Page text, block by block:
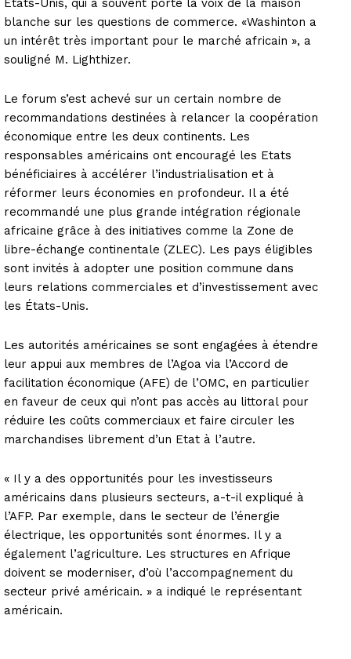
blanche sur les questions de commerce. «Washinton a
un intérêt très important pour le marché africain », a
souligné M. Lighthizer.
Le forum s’est achevé sur un certain nombre de
recommandations destinées à relancer la coopération
économique entre les deux continents. Les
responsables américains ont encouragé les Etats
bénéficiaires à accélérer l’industrialisation et à
réformer leurs économies en profondeur. Il a été
recommandé une plus grande intégration régionale
africaine grâce à des initiatives comme la Zone de
libre-échange continentale (ZLEC). Les pays éligibles
sont invités à adopter une position commune dans
leurs relations commerciales et d’investissement avec
les États-Unis.
Les autorités américaines se sont engagées à étendre
leur appui aux membres de l’Agoa via l’Accord de
facilitation économique (AFE) de l’OMC, en particulier
en faveur de ceux qui n’ont pas accès au littoral pour
réduire les coûts commerciaux et faire circuler les
marchandises librement d’un Etat à l’autre.
« Il y a des opportunités pour les investisseurs
américains dans plusieurs secteurs, a-t-il expliqué à
l’AFP. Par exemple, dans le secteur de l’énergie
électrique, les opportunités sont énormes. Il y a
également l’agriculture. Les structures en Afrique
doivent se moderniser, d’où l’accompagnement du
secteur privé américain. » a indiqué le représentant
américain.